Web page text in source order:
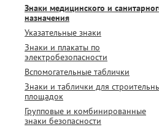
Знаки медицинского и
назначения
Указательные знаки
Знаки и плакаты по
электробезопасности
Вспомогательные таблички
Знаки и таблички для
площадок
Групповые и комбинированные
знаки безопасности